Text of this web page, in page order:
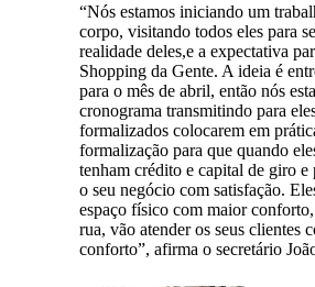
“Nós estamos iniciando um
corpo, visitando todos eles para
realidade deles,e a expectativa
Shopping da Gente. A ideia é
para o mês de abril, então nós
cronograma transmitindo para
formalizados colocarem em
formalização para que quando
tenham crédito e capital de giro e
o seu negócio com satisfação.
espaço físico com maior
rua, vão atender os seus clientes
conforto”, afirma o secretário